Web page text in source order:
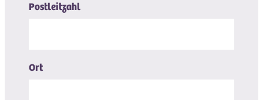
Postleitzahl
Ort